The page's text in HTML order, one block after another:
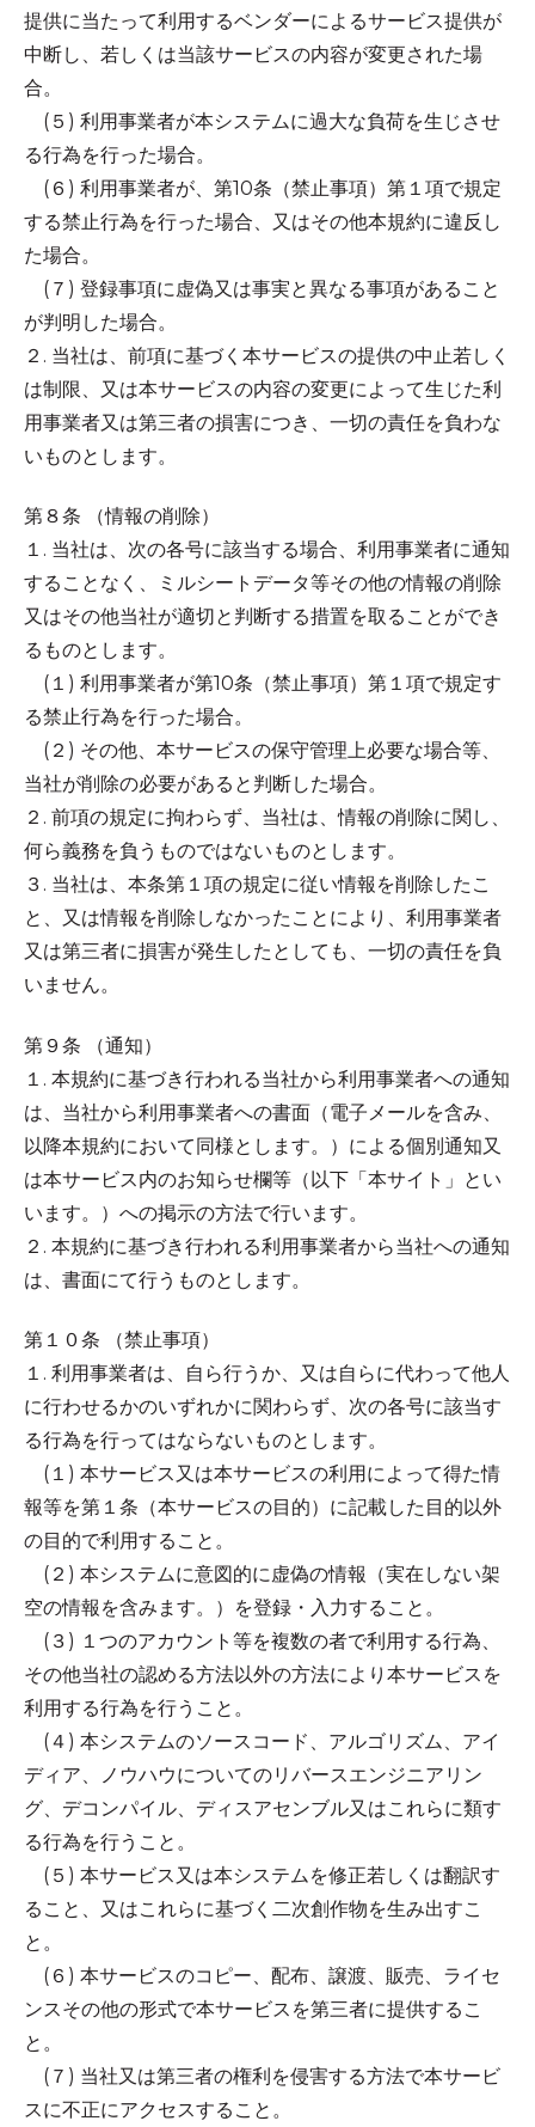
提供に当たって利用するベンダーによるサービス提供が
中断し、若しくは当該サービスの内容が変更された場
合。
(５) 利用事業者が本システムに過大な負荷を生じさせ
る行為を行った場合。
(６) 利用事業者が、第10条（禁止事項）第１項で規定
する禁止行為を行った場合、又はその他本規約に違反し
た場合。
(７) 登録事項に虚偽又は事実と異なる事項があること
が判明した場合。
２. 当社は、前項に基づく本サービスの提供の中止若しく
は制限、又は本サービスの内容の変更によって生じた利
用事業者又は第三者の損害につき、一切の責任を負わな
いものとします。
第８条 （情報の削除）
１. 当社は、次の各号に該当する場合、利用事業者に通知
することなく、ミルシートデータ等その他の情報の削除
又はその他当社が適切と判断する措置を取ることができ
るものとします。
(１) 利用事業者が第10条（禁止事項）第１項で規定す
る禁止行為を行った場合。
(２) その他、本サービスの保守管理上必要な場合等、
当社が削除の必要があると判断した場合。
２. 前項の規定に拘わらず、当社は、情報の削除に関し、
何ら義務を負うものではないものとします。
３. 当社は、本条第１項の規定に従い情報を削除したこ
と、又は情報を削除しなかったことにより、利用事業者
又は第三者に損害が発生したとしても、一切の責任を負
いません。
第９条 （通知）
１. 本規約に基づき行われる当社から利用事業者への通知
は、当社から利用事業者への書面（電子メールを含み、
以降本規約において同様とします。）による個別通知又
は本サービス内のお知らせ欄等（以下「本サイト」とい
います。）への掲示の方法で行います。
２. 本規約に基づき行われる利用事業者から当社への通知
は、書面にて行うものとします。
第１０条 （禁止事項）
１. 利用事業者は、自ら行うか、又は自らに代わって他人
に行わせるかのいずれかに関わらず、次の各号に該当す
る行為を行ってはならないものとします。
(１) 本サービス又は本サービスの利用によって得た情
報等を第１条（本サービスの目的）に記載した目的以外
の目的で利用すること。
(２) 本システムに意図的に虚偽の情報（実在しない架
空の情報を含みます。）を登録・入力すること。
(３) １つのアカウント等を複数の者で利用する行為、
その他当社の認める方法以外の方法により本サービスを
利用する行為を行うこと。
(４) 本システムのソースコード、アルゴリズム、アイ
ディア、ノウハウについてのリバースエンジニアリン
グ、デコンパイル、ディスアセンブル又はこれらに類す
る行為を行うこと。
(５) 本サービス又は本システムを修正若しくは翻訳す
ること、又はこれらに基づく二次創作物を生み出すこ
と。
(６) 本サービスのコピー、配布、譲渡、販売、ライセ
ンスその他の形式で本サービスを第三者に提供するこ
と。
(７) 当社又は第三者の権利を侵害する方法で本サービ
スに不正にアクセスすること。